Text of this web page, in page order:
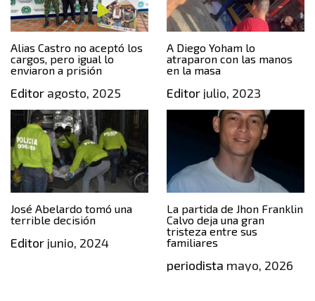
Alias Castro no aceptó los
cargos, pero igual lo
enviaron a prisión
Editor agosto, 2025
A Diego Yoham lo
atraparon con las manos
en la masa
Editorjulio, 2023
José Abelardo tomó una
terrible decisión
Editor junio, 2024
La partida de Jhon Franklin
Calvo deja una gran
tristeza entre sus
familiares
periodista mayo, 2026